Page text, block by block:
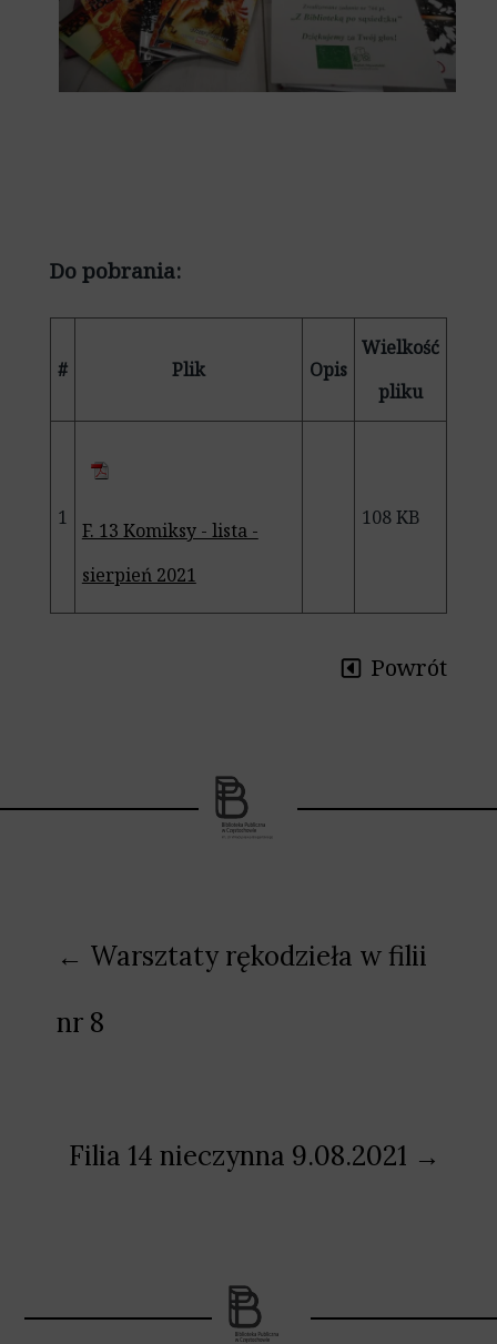
Do pobrania:
# Plik Opis
Wielkość
pliku
1
F. 13 Komiksy - lista -
sierpień 2021
108 KB
Powrót
← Warsztaty rękodzieła w filii
nr 8
Filia 14 nieczynna 9.08.2021 →